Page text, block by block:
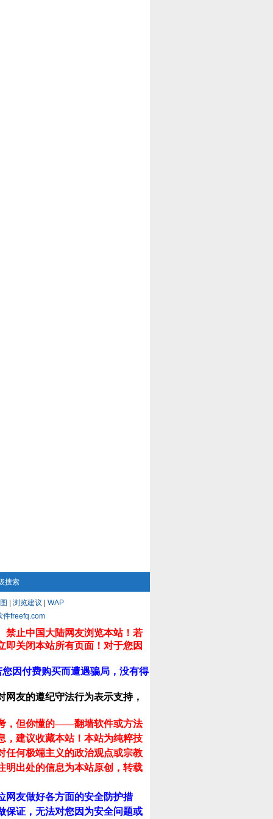
搜索
浏览建议
WAP
freefq.com
禁止中国大陆网友浏览本站！若
关闭本站所有页面！对于您因
因付费购买而遭遇骗局，没有得
友的遵纪守法行为表示支持，
，但你懂的——翻墙软件或方法
建议收藏本站！ 本站为纯粹技
任何极端主义的政治观点或宗教
明出处的信息为本站原创，转载
网友做好各方面的安全防护措
保证，无法对您因为安全问题或